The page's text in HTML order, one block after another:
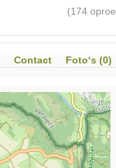
(174
Contact
Foto‘s (0)